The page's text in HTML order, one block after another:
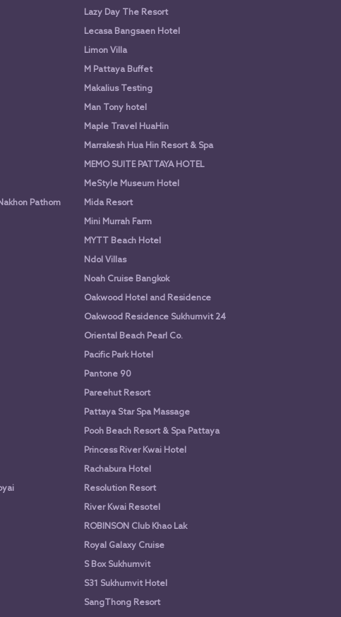
Lazy Day The Resort
Lecasa Bangsaen Hotel
Limon Villa
M Pattaya Buffet
Makalius Testing
Man Tony hotel
Maple Travel HuaHin
Marrakesh Hua Hin Resort & Spa
MEMO SUITE PATTAYA HOTEL
MeStyle Museum Hotel
Pathom
Mida Resort
Mini Murrah Farm
MYTT Beach Hotel
Ndol Villas
Noah Cruise Bangkok
Oakwood Hotel and Residence
Oakwood Residence Sukhumvit 24
Oriental Beach Pearl Co.
Pacific Park Hotel
Pantone 90
Pareehut Resort
Pattaya Star Spa Massage
Pooh Beach Resort & Spa Pattaya
Princess River Kwai Hotel
Rachabura Hotel
Resolution Resort
River Kwai Resotel
ROBINSON Club Khao Lak
Royal Galaxy Cruise
S Box Sukhumvit
S31 Sukhumvit Hotel
SangThong Resort